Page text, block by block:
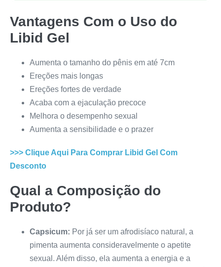
Vantagens Com o Uso do
Libid Gel
Aumenta o tamanho do pênis em até 7cm
Ereções mais longas
Ereções fortes de verdade
Acaba com a ejaculação precoce
Melhora o desempenho sexual
Aumenta a sensibilidade e o prazer
>>> Clique Aqui Para Comprar Libid Gel Com
Desconto
Qual a Composição do
Produto?
Capsicum: Por já ser um afrodisíaco natural, a
pimenta aumenta consideravelmente o apetite
sexual. Além disso, ela aumenta a energia e a